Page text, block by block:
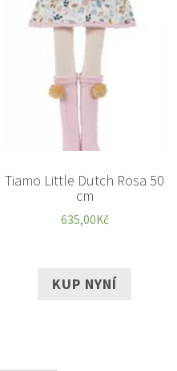
Tiamo Little Dutch Rosa 50
cm
635,00Kč
KUP NYNÍ